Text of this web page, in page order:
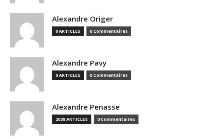
Alexandre Origer
0 ARTICLES 0 Commentaires
Alexandre Pavy
0 ARTICLES 0 Commentaires
Alexandre Penasse
2038 ARTICLES 0 Commentaires